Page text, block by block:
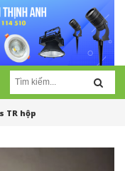
TR hộp